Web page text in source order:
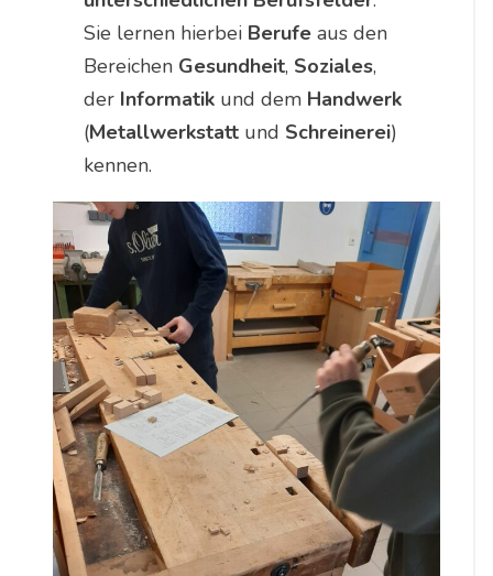
Sie lernen hierbei Berufe aus den
Bereichen Gesundheit, Soziales,
der Informatik und dem Handwerk
(Metallwerkstatt und Schreinerei)
kennen.